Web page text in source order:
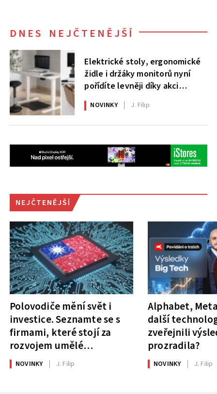
DNES NEJČTENĚJŠÍ
Elektrické stoly, ergonomické
židle i držáky monitorů nyní
pořídíte levněji díky akci
AlzaErgo
NOVINKY J. Filip
NEJČTENĚJŠÍ
Polovodiče mění svět i
investice. Seznamte se s
firmami, které stojí za
rozvojem umělé
inteligence
NOVINKY J. Filip
Alphabet,
další
zveřejnili
prozradila?
NOVINKY J. Filip